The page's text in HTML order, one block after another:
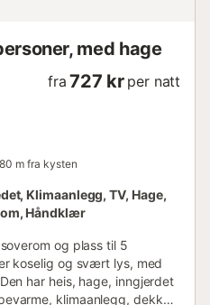
med hage
fra 727 kr per natt
80 m fra kysten
Klimaanlegg, TV, Hage,
Håndklær
og plass til 5
koselig og svært lys, med
har heis, hage, inngjerdet
klimaanlegg, dekket